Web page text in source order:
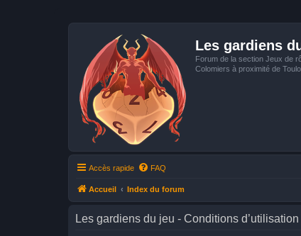
Les gardiens
Forum de la section Jeux de
Colomiers à proximité de
Accès rapide FAQ
Accueil Index du forum
Les gardiens du jeu - Conditions d’utilisation